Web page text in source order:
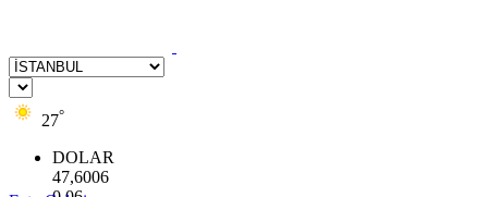
27°
DOLAR
47,6006